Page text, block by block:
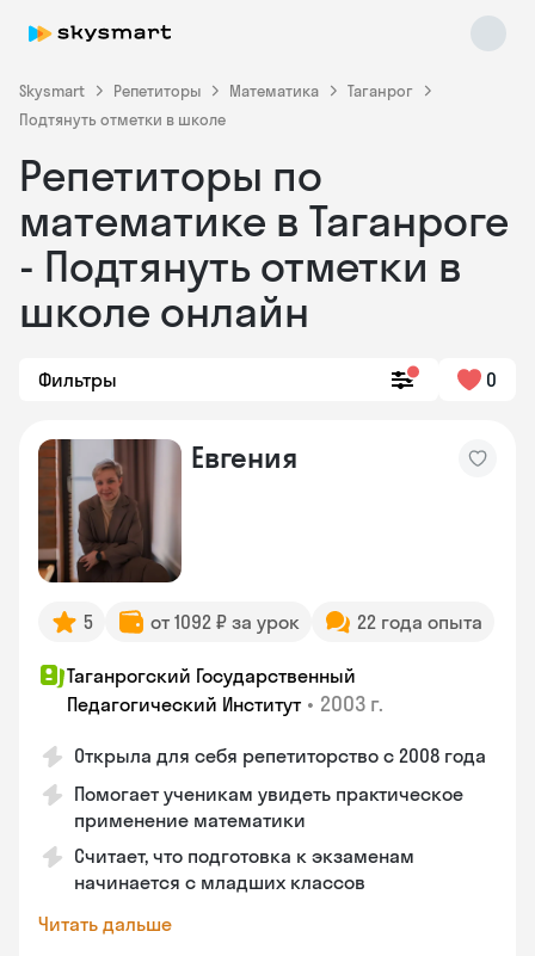
Skysmart Репетиторы Математика
Таганрог
Подтянуть отметки в школе
Репетиторы по
математике в Таганроге
- Подтянуть отметки в
школе онлайн
Фильтры 0
Евгения
5 от 1092 ₽ за урок 22 года опыта
Таганрогский Государственный
Педагогический Институт • 2003 г.
Открыла для себя репетиторство с 2008 года
Помогает ученикам увидеть практическое
применение математики
Считает, что подготовка к экзаменам
начинается с младших классов
Читать дальше
Skysmart Chat